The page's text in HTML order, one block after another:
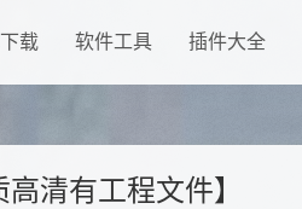
载 软件工具 插件大全
清有工程文件】